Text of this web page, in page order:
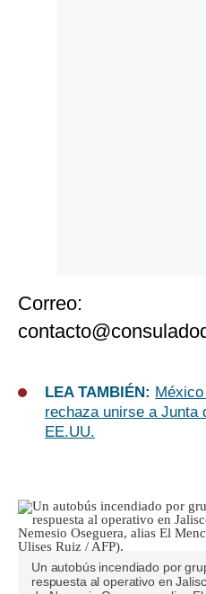
Correo:
LEA TAMBIÉN:
rechaza unirse a Junta
EE.UU.
Un autobús incendiado por
respuesta al operativo en